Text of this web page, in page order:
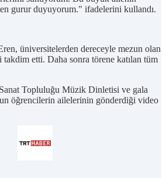
gurur duyuyorum." ifadelerini kullandı.
üniversitelerden dereceyle mezun olan
etti. Daha sonra törene katılan tüm
Topluluğu Müzik Dinletisi ve gala
öğrencilerin ailelerinin gönderdiği video